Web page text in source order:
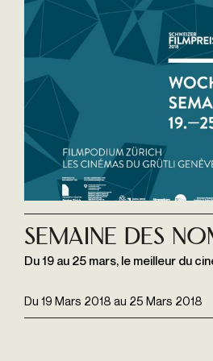
Du 19 Mars 2018 au 25 Mars 2018
Semaine des
Du 19 au 25 mars, le meilleur du